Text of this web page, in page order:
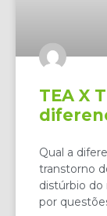
TEA X
Qual a
transtorno
distúrbio
por